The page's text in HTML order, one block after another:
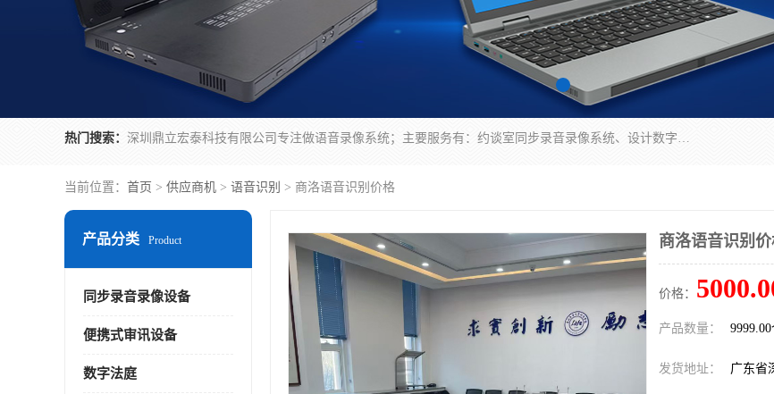
热门搜索： 深圳鼎立宏泰科技有限公司专注做语音录像系统；主要服务有：约谈室同步录音录像系统、设计数字询问同步录音录像、数字约谈室同步录音录像、公开听证室、智慧庭审、智能语音识别转写、远程提讯（提审）、记录仪、远程指挥综合管理平台、录播系统等
当前位置： 首页 > 供应商机 > 语音识别 > 商洛语音识别价格
产品分类 Product
同步录音录像设备
便携式审讯设备
数字法庭
商洛语音识别
价格：
产品数量：
发货地址： 广东省